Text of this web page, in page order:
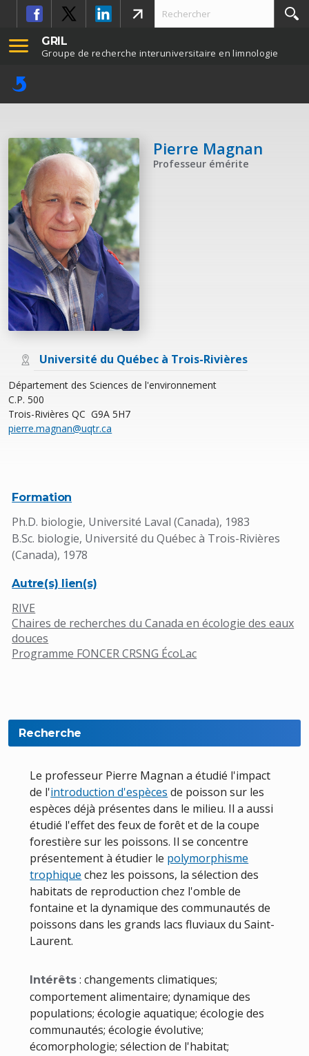
GRIL
Groupe de recherche interuniversitaire en limnologie
Pierre Magnan
Professeur émérite
Université du Québec à Trois-Rivières
Département des Sciences de l'environnement
C.P. 500
Trois-Rivières QC G9A 5H7
pierre.magnan@uqtr.ca
Formation
Ph.D. biologie, Université Laval (Canada), 1983
B.Sc. biologie, Université du Québec à Trois-Rivières
(Canada), 1978
Autre(s) lien(s)
RIVE
Chaires de recherches du Canada en écologie des eaux
douces
Programme FONCER CRSNG ÉcoLac
Recherche
Le professeur Pierre Magnan a étudié l'impact
de l'introduction d'espèces de poisson sur les
espèces déjà présentes dans le milieu. Il a aussi
étudié l'effet des feux de forêt et de la coupe
forestière sur les poissons. Il se concentre
présentement à étudier le polymorphisme
trophique chez les poissons, la sélection des
habitats de reproduction chez l'omble de
fontaine et la dynamique des communautés de
poissons dans les grands lacs fluviaux du Saint-
Laurent.
Intérêts : changements climatiques;
comportement alimentaire; dynamique des
populations; écologie aquatique; écologie des
communautés; écologie évolutive;
écomorphologie; sélection de l'habitat;